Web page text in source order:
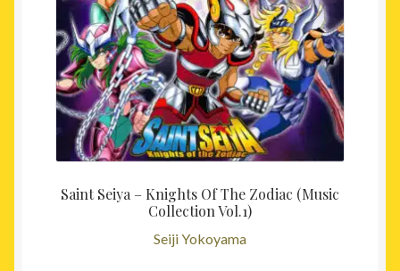
Saint Seiya – Knights Of The Zodiac (Music
Collection Vol.1)
Seiji Yokoyama